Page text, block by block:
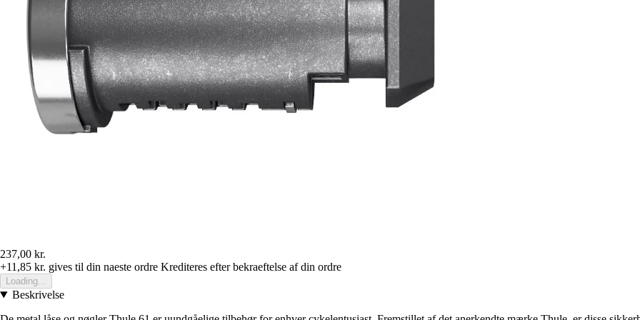
237,00 kr.
+11,85 kr. gives til din naeste ordre Krediteres efter bekraeftelse af din ordre
Loading...
Beskrivelse